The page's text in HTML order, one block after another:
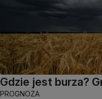
Gdzie jest burza?
PROGNOZA